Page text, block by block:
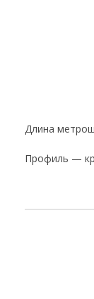
Длина
Профиль —